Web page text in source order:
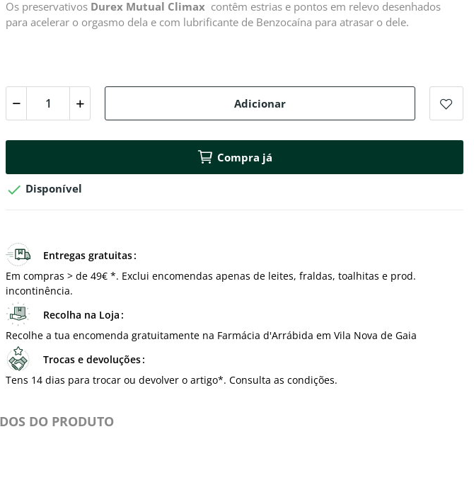
Os preservativos Durex Mutual Climax contêm estrias e pontos em relevo desenhados
para acelerar o orgasmo dela e com lubrificante de Benzocaína para atrasar o dele.
Adicionar
Compra já
 Disponível
Entregas gratuitas
Em compras > de 49€ *. Exclui encomendas apenas de leites, fraldas, toalhitas e prod.
incontinência.
Recolha na Loja
Recolhe a tua encomenda gratuitamente na Farmácia d'Arrábida em Vila Nova de Gaia
Trocas e devoluções
Tens 14 dias para trocar ou devolver o artigo*. Consulta as condições.
DO PRODUTO